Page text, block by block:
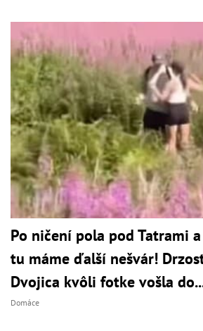
Po ničení pola pod Tatrami
tu máme ďalší nešvár!
Dvojica kvôli fotke vošla
Domáce